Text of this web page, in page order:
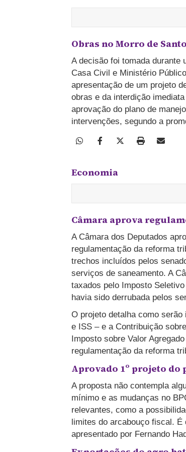
Obras no Morro de
A decisão foi tomada durante
Casa Civil e Ministério
apresentação de um projeto
obras e da interdição
aprovação do plano de
intervenções, segundo a
Economia
Câmara aprova
A Câmara dos Deputados
regulamentação da reforma
trechos incluídos pelos
serviços de saneamento. A
taxados pelo Imposto
havia sido derrubada pelos
O projeto detalha como
e ISS – e a Contribuição
Imposto sobre Valor
regulamentação da reforma
Aprovado 1º projeto do
A proposta não contempla
mínimo e as mudanças no
relevantes, como a
limites do arcabouço fiscal. É
apresentado por Fernando